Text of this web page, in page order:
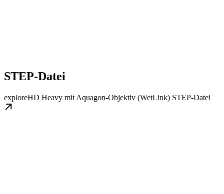
STEP-Datei
exploreHD Heavy mit Aquagon-Objektiv (WetLink) STEP-Datei